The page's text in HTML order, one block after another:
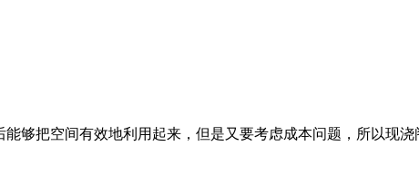
够把空间有效地利用起来，但是又要考虑成本问题，所以现浇